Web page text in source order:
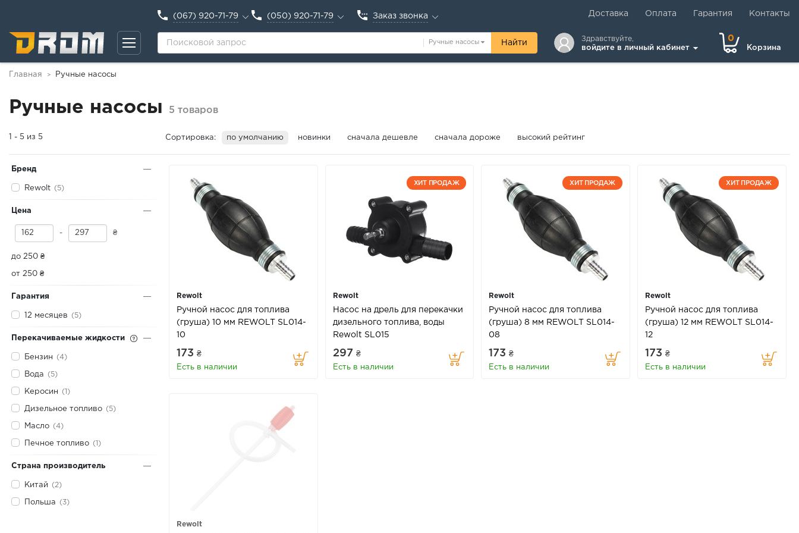
(067) 920-71-79 (050) 920-71-79 Заказ звонка Доставка Оплата Гарантия Контакты
0
Корзина
Здравствуйте,
войдите в личный кабинет
Ручные насосы Найти
Главная > Ручные насосы
Ручные насосы 5 товаров
1 - 5 из 5 Сортировка: по умолчанию новинки сначала дешевле сначала дороже высокий рейтинг
Бренд
Rewolt (5)
Цена
- ₴
до 250 ₴
от 250 ₴
Гарантия
12 месяцев (5)
Перекачиваемые жидкости
Бензин (4)
Вода (5)
Керосин (1)
Дизельное топливо (5)
Масло (4)
Печное топливо (1)
Страна производитель
Китай (2)
Польша (3)
Rewolt
Ручной насос для топлива
(груша) 10 мм REWOLT SL014-
10
173 ₴
Есть в наличии
ХИТ ПРОДАЖ
Rewolt
Насос на дрель для перекачки
дизельного топлива, воды
Rewolt SL015
297 ₴
Есть в наличии
ХИТ ПРОДАЖ
Rewolt
Ручной насос для топлива
(груша) 8 мм REWOLT SL014-
08
173₴
Есть в наличии
ХИТ ПРОДАЖ
Rewolt
Ручной насос для топлива
(груша) 12 мм REWOLT SL014-
12
173₴
Есть в наличии
Rewolt